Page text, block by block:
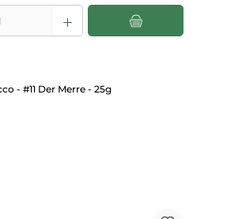
den gewünschten Wert ein oder benutze die